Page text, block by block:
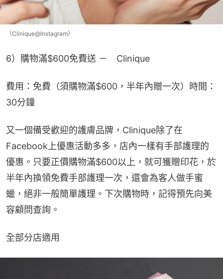
（Clinique@Instagram）
6）購物滿$600免費送 －　Clinique
費用：免費（須購物滿$600，半年內贈一次）時間：
30分鐘
又一個備受歡迎的護膚品牌，Clinique除了在
Facebook上優惠活動多多，店內一樣有手部護理的
優惠。只要正價購物滿$600以上，就可獲贈印花，於
半年內換領免費手部護理一次，還會為客人做手蜜
蠟，絕非一般簡單護理。下次購物時，記得預先向美
容顧問查詢。
全部分店適用